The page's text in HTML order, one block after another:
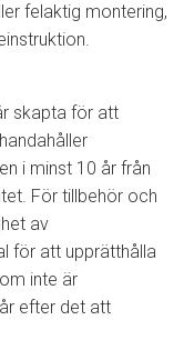
felaktig montering,
skapta för att
i minst 10 år från
För tillbehör och
av
för att upprätthålla
inte är
efter det att